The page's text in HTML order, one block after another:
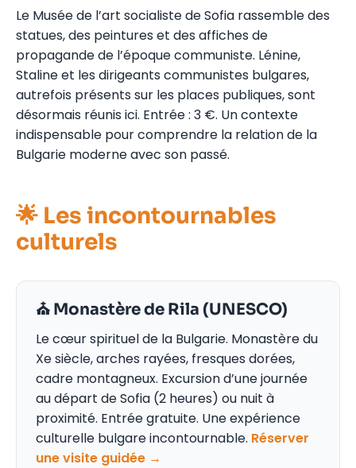
Le Musée de l’art socialiste de Sofia rassemble des
statues, des peintures et des affiches de
propagande de l’époque communiste. Lénine,
Staline et les dirigeants communistes bulgares,
autrefois présents sur les places publiques, sont
désormais réunis ici. Entrée : 3 €. Un contexte
indispensable pour comprendre la relation de la
Bulgarie moderne avec son passé.
🌟 Les incontournables
culturels
⛪ Monastère de Rila (UNESCO)
Le cœur spirituel de la Bulgarie. Monastère du
Xe siècle, arches rayées, fresques dorées,
cadre montagneux. Excursion d’une journée
au départ de Sofia (2 heures) ou nuit à
proximité. Entrée gratuite. Une expérience
culturelle bulgare incontournable. Réserver
une visite guidée →